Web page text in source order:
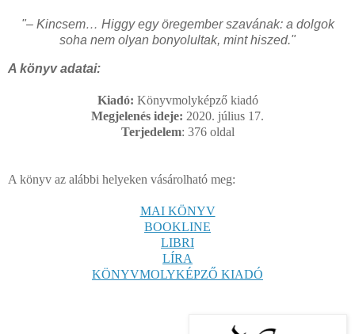
"– Kincsem… Higgy egy öregember szavának: a dolgok
soha nem olyan bonyolultak, mint hiszed."
A könyv adatai:
Kiadó: Könyvmolyképző kiadó
Megjelenés ideje: 2020. július 17.
Terjedelem: 376 oldal
A könyv az alábbi helyeken vásárolható meg:
MAI KÖNYV
BOOKLINE
LIBRI
LÍRA
KÖNYVMOLYKÉPZŐ KIADÓ